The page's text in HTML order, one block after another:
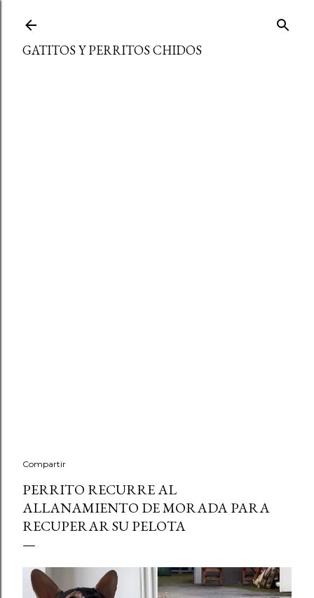
GATITOS Y PERRITOS CHIDOS
Compartir
PERRITO RECURRE AL
ALLANAMIENTO DE MORADA PARA
RECUPERAR SU PELOTA